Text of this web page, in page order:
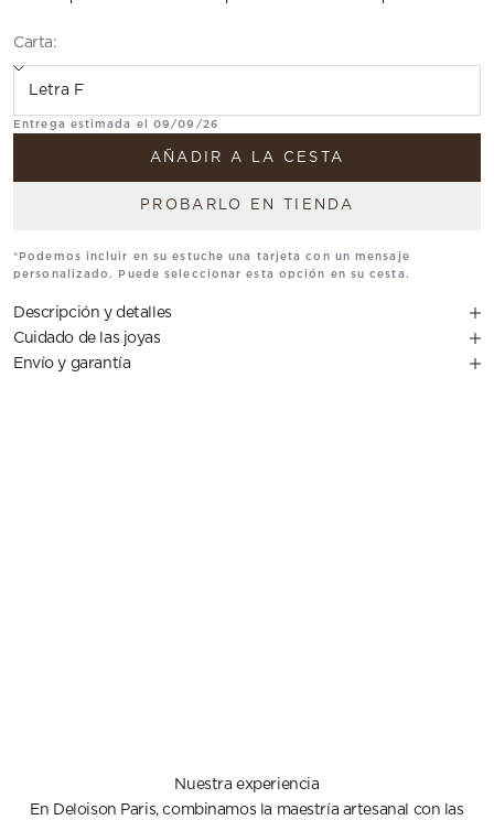
Carta:
Entrega estimada el 09/09/26
AÑADIR A LA CESTA
PROBARLO EN TIENDA
*Podemos incluir en su estuche una tarjeta con un mensaje
personalizado. Puede seleccionar esta opción en su cesta.
Descripción y detalles
Cuidado de las joyas
Envío y garantía
Nuestra experiencia
En Deloison Paris, combinamos la maestría artesanal con las